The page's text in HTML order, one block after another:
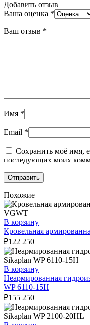
Добавить отзыв
Ваша оценка *
Ваш отзыв *
Имя *
Email *
Сохранить моё имя,
последующих моих
Похожие
В корзину
Кровельная
₽122 250
В корзину
Неармированная
WP 6110-15H
₽155 250